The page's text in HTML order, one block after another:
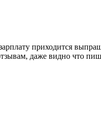
приходится
даже видно что